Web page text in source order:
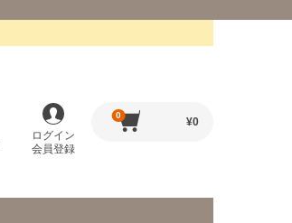
ログイン
会員登録
0
¥0